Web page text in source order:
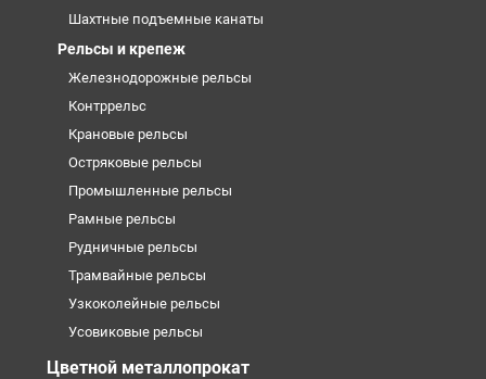
Шахтные подъемные канаты
Рельсы и крепеж
Железнодорожные рельсы
Контррельс
Крановые рельсы
Остряковые рельсы
Промышленные рельсы
Рамные рельсы
Рудничные рельсы
Трамвайные рельсы
Узкоколейные рельсы
Усовиковые рельсы
Цветной металлопрокат